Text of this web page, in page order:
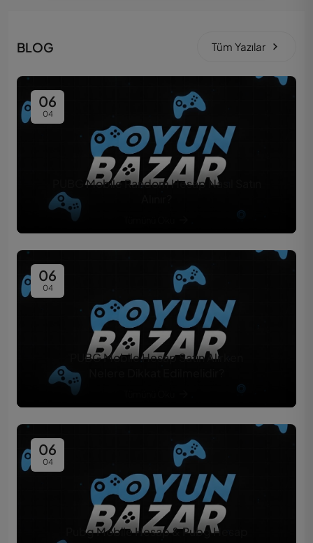
BLOG Tüm Yazılar
06
04
PUBG Mobile Random Hesap Nasıl Satın
06
04
PUBG Mobile Hesap Satın Alırken
06
04
Pubg Mobile Hesap & Pubg Hesap